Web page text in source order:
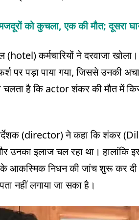
को कुचला, एक की मौत; दूसरा
कर्मचारियों ने दरवाजा
पड़ा पाया गया, जिससे उनकी
चलता है कि actor शंकर की मौत में
निर्देशक (director) ने कहा कि शंकर
इलाज चल रहा था। हालांकि इस
के आकस्मिक निधन की जांच शुरू कर दी
नहीं लगाया जा सका है।